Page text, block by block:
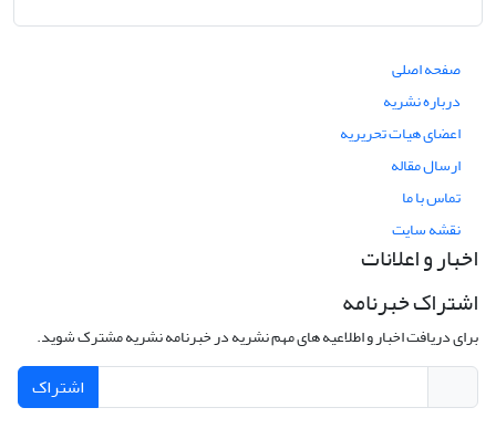
صفحه اصلی
درباره نشریه
اعضای هیات تحریریه
ارسال مقاله
تماس با ما
نقشه سایت
اخبار و اعلانات
اشتراک خبرنامه
برای دریافت اخبار و اطلاعیه های مهم نشریه در خبرنامه نشریه مشترک شوید.
اشتراک